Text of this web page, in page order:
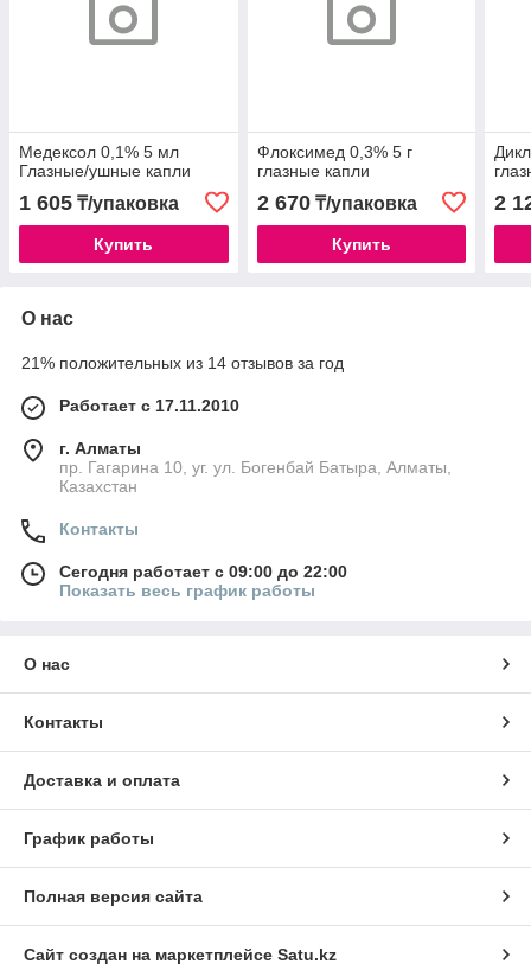
Медексол 0,1% 5 мл
Глазные/ушные капли
1 605 ₸/упаковка
Купить
Флоксимед 0,3% 5 г
глазные капли
2 670₸/упаковка
Купить
2
О нас
21% положительных из 14 отзывов за год
Работает с 17.11.2010
г. Алматы
пр. Гагарина 10, уг. ул. Богенбай Батыра, Алматы,
Казахстан
Контакты
Сегодня работает с 09:00 до 22:00
Показать весь график работы
О нас
Контакты
Доставка и оплата
График работы
Полная версия сайта
Сайт создан на маркетплейсе Satu.kz